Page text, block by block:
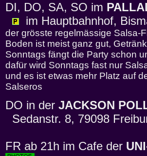
DI, DO, SA, SO im
im Hauptbahnhof,
der grösste regelmässige Salsa-
Boden ist meist ganz gut,
Sonntags fängt die Party schon
dafür wird Sonntags fast nur
und es ist etwas mehr Platz auf
Salseros
DO in der JACKSON
Sedanstr. 8, 79098
FR ab 21h im Cafe der